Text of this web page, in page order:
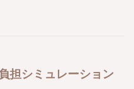
担シミュレーション